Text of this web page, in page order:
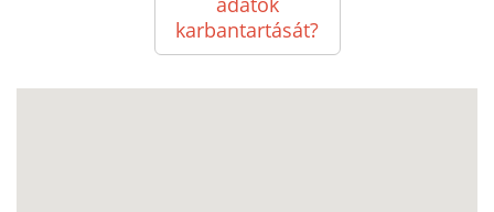
karbantartását?